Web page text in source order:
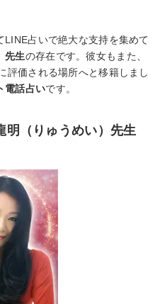
占いで絶大な支持を集めて
先生の存在です。彼女もまた、
評価される場所へと移籍しまし
電話占いです。
明（りゅうめい）先生